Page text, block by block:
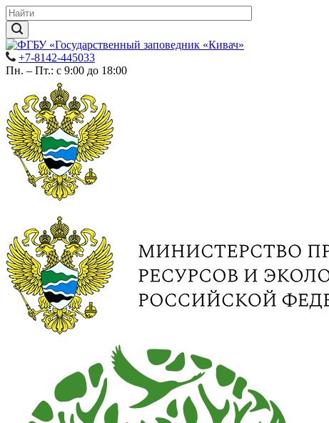
+7-8142-445033
Пн. – Пт.: с 9:00 до 18:00